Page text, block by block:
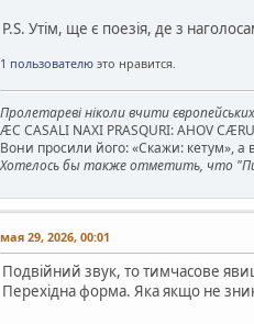
Р.Ѕ. Утім, ще є поезія, де з
1 пользователю это нравится.
Пролетареві ніколи вчити
ÆC CASALI NAXI PRASQURI: AHOV
Вони просили його: «Скажи: кетум», а
Хотелось бы также отметить, что
мая 29, 2026, 00:01
Подвійний звук, то тимчасове
Перехідна форма. Яка якщо не